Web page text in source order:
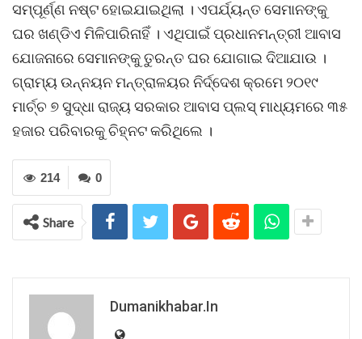
ସମ୍ପୂର୍ଣ୍ଣ ନଷ୍ଟ ହୋଇଯାଇଥିଲା । ଏପର୍ଯ୍ୟନ୍ତ ସେମାନଙ୍କୁ
ଘର ଖଣ୍ଡିଏ ମିଳିପାରିନାହିଁ । ଏଥିପାଇଁ ପ୍ରଧାନମନ୍ତ୍ରୀ ଆବାସ
ଯୋଜନାରେ ସେମାନଙ୍କୁ ତୁରନ୍ତ ଘର ଯୋଗାଇ ଦିଆଯାଉ ।
ଗ୍ରାମ୍ୟ ଉନ୍ନୟନ ମନ୍ତ୍ରାଳୟର ନିର୍ଦ୍ଦେଶ କ୍ରମେ ୨୦୧୯
ମାର୍ଚ୍ଚ ୭ ସୁଦ୍ଧା ରାଜ୍ୟ ସରକାର ଆବାସ ପ୍ଲସ୍ ମାଧ୍ୟମରେ ୩୫
ହଜାର ପରିବାରକୁ ଚିହ୍ନଟ କରିଥିଲେ ।
0
214
Share
Dumanikhabar.in